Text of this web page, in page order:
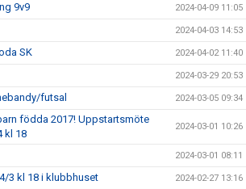
9v9 2024-04-09 11:05
2024-04-03 14:53
SK 2024-04-02 11:40
2024-03-29 20:53
futsal 2024-03-05 09:34
födda 2017! Uppstartsmöte
kl 18
2024-03-01 10:26
2024-03-01 08:11
3 kl 18 i klubbhuset 2024-02-27 13:16